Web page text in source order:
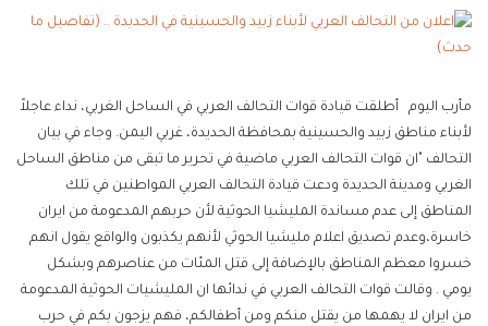
مأرب اليوم أطلقت قيادة قوات التحالف العربي في الساحل الغربي، نداء عاجلاً
لأبناء مناطق زبيد والحسينية بمحافظة الحديدة، غربي اليمن. وجاء في بيان
التحالف "ان قوات التحالف العربي ماضية في تحرير ما تبقى من مناطق الساحل
الغربي ومدينة الحديدة ودعت قيادة التحالف العربي المواطنين في تلك
المناطق إلى عدم مساندة المليشيا الحوثية لأن حربهم المدعومة من ايران
خاسرة،وعدم تصديق اعلام مليشيا الحوثي لأنهم يكذبون والواقع يقول انهم
خسروا معظم المناطق بالإضافة إلى قتل المئات من عناصرهم وبشكل
يومي . وقالت قوات التحالف العربي في ندائها ان المليشيات الحوثية المدعومة
من ايران لا يهمها من يقتل منكم ومن أطفالكم، فهم يزجون بكم في حرب